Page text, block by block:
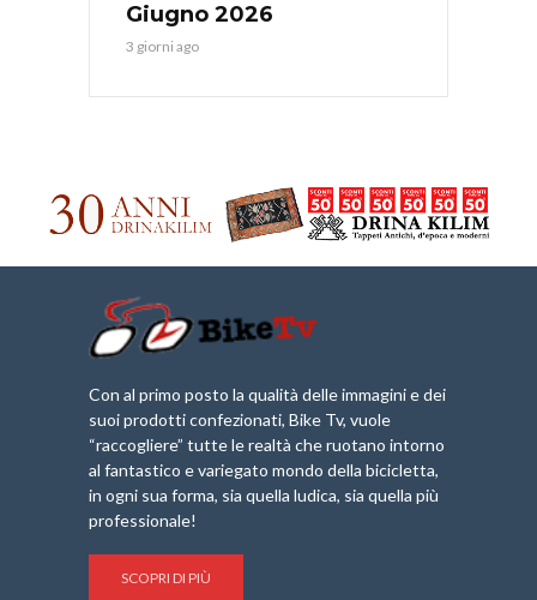
Giugno 2026
3 giorni ago
Con al primo posto la qualità delle immagini e dei
suoi prodotti confezionati, Bike Tv, vuole
“raccogliere” tutte le realtà che ruotano intorno
al fantastico e variegato mondo della bicicletta,
in ogni sua forma, sia quella ludica, sia quella più
professionale!
SCOPRI DI PIÙ